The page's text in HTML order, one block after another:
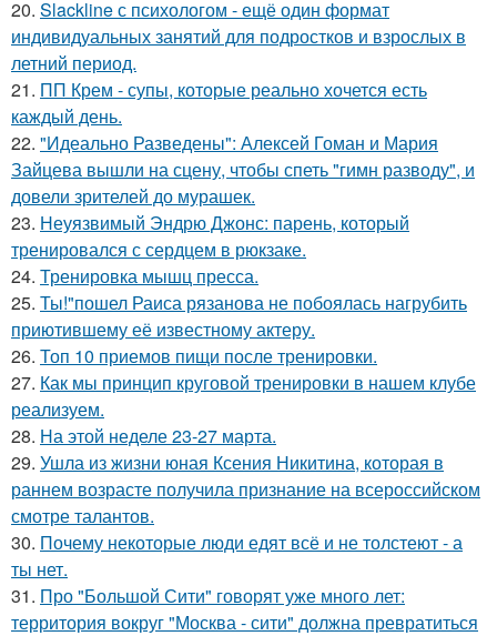
20. Slackline с психологом - ещё один формат
индивидуальных занятий для подростков и взрослых в
летний период.
21. ПП Крем - супы, которые реально хочется есть
каждый день.
22. "Идеально Разведены": Алексей Гоман и Мария
Зайцева вышли на сцену, чтобы спеть "гимн разводу", и
довели зрителей до мурашек.
23. Неуязвимый Эндрю Джонс: парень, который
тренировался с сердцем в рюкзаке.
24. Тренировка мышц пресса.
25. Ты!"пошел Раиса рязанова не побоялась нагрубить
приютившему её известному актеру.
26. Топ 10 приемов пищи после тренировки.
27. Как мы принцип круговой тренировки в нашем клубе
реализуем.
28. На этой неделе 23-27 марта.
29. Ушла из жизни юная Ксения Никитина, которая в
раннем возрасте получила признание на всероссийском
смотре талантов.
30. Почему некоторые люди едят всё и не толстеют - а
ты нет.
31. Про "Большой Сити" говорят уже много лет:
территория вокруг "Москва - сити" должна превратиться